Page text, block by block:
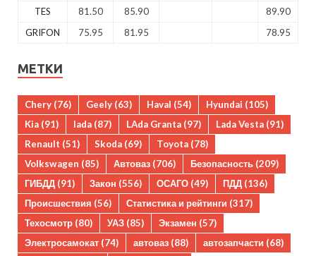
TES
81.50 85.90
89.90
GRIFON
75.95 81.95 78.95
МЕТКИ
Chery (76) Geely (63) Haval (54) Hyundai (105)
Kia (91) lada (87) LAda Granta (97) Lada Vesta (91)
Renault (51) Skoda (69) Toyota (78)
Volkswagen (85) Автоваз (706) Безопасность (209)
ГИБДД (91) Закон (556) ОСАГО (49) ПДД (136)
Происшествия (56) Статистика и рейтинги (317)
Техосмотр (80) УАЗ (85) Экзамен (57)
Электросамокат (74) автоваз (88) автозапчасти (68)